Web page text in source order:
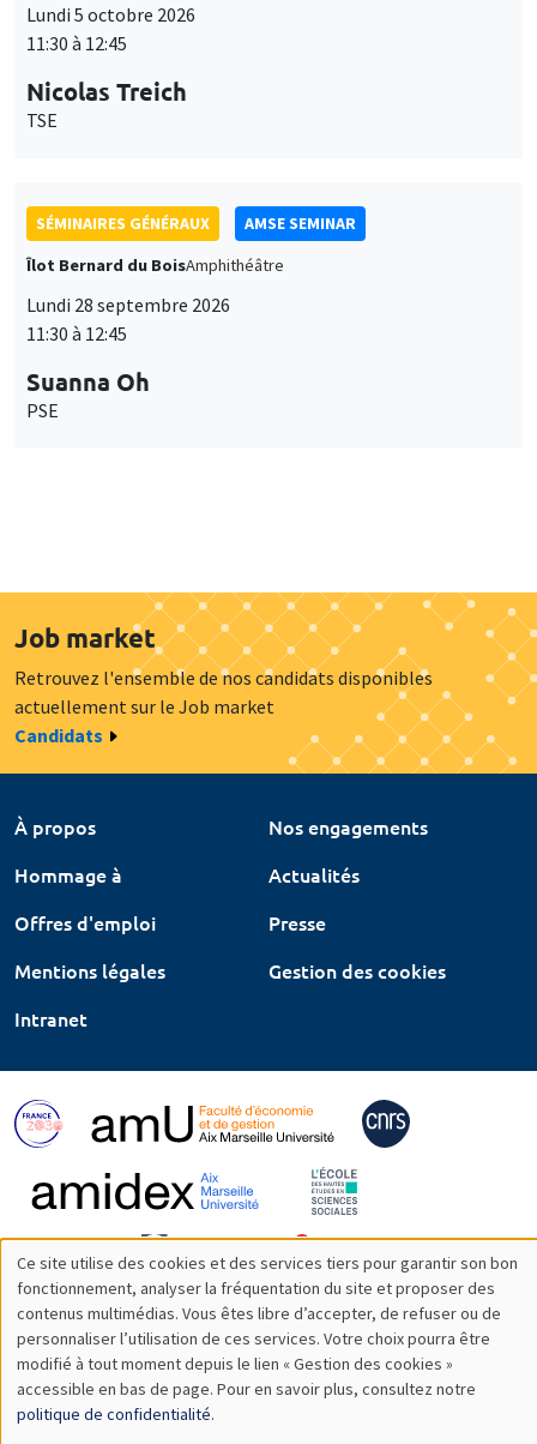
Lundi 5 octobre 2026
11:30 à 12:45
Nicolas Treich
TSE
SÉMINAIRES GÉNÉRAUX
AMSE SEMINAR
Îlot Bernard du BoisAmphithéâtre
Lundi 28 septembre 2026
11:30 à 12:45
Suanna Oh
PSE
Job market
Retrouvez l'ensemble de nos candidats disponibles
actuellement sur le Job market
Candidats
À propos
Nos engagements
Hommage à
Actualités
Offres d'emploi
Presse
Mentions légales
Gestion des cookies
Intranet
Utilisation
des
données
personnelles
Ce site utilise des cookies et des services tiers pour garantir son bon
fonctionnement, analyser la fréquentation du site et proposer des
contenus multimédias. Vous êtes libre d’accepter, de refuser ou de
personnaliser l’utilisation de ces services. Votre choix pourra être
modifié à tout moment depuis le lien « Gestion des cookies »
accessible en bas de page. Pour en savoir plus, consultez notre
politique de confidentialité.